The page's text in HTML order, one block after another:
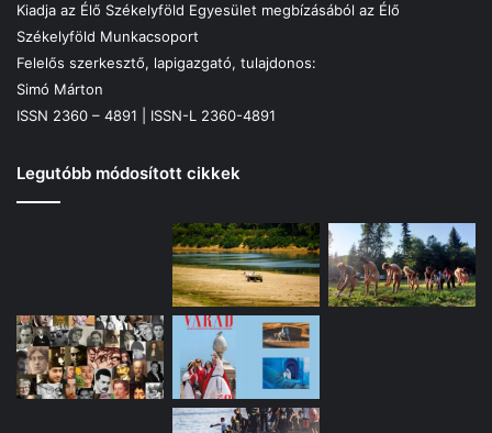
Kiadja az Élő Székelyföld Egyesület megbízásából az Élő
Székelyföld Munkacsoport
Felelős szerkesztő, lapigazgató, tulajdonos:
Simó Márton
ISSN 2360 – 4891 | ISSN-L 2360-4891
Legutóbb módosított cikkek